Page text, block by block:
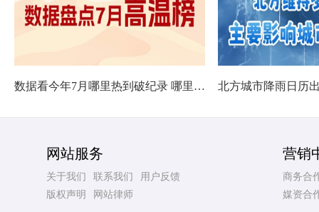
数据看今年7月哪里热到破纪录 哪里暑热连轴转
网站服务
关于我们 联系我们
用户反馈
版权声明
网站律师
营销
商务合
媒资合